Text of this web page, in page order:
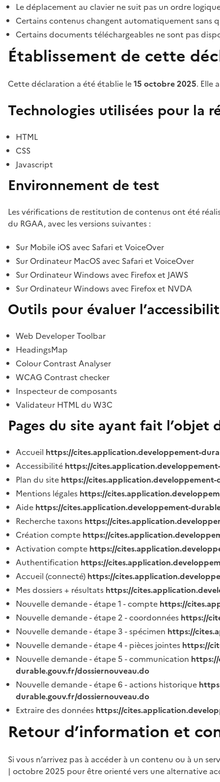
Le déplacement au clavier ne suit pas un ordre
Certains contenus changent automatiquement sans
Certains documents téléchargeables ne sont pas
Établissement de cette
Cette déclaration a été établie le15 octobre 2025. Elle
Technologies utilisées pour la
HTML
CSS
Javascript
Environnement de test
Les vérifications de restitution de contenus ont été
du RGAA, avec les versions suivantes :
Sur Mobile iOS avec Safari et VoiceOver
Sur Ordinateur MacOS avec Safari et VoiceOver
Sur Ordinateur Windows avec Firefox et JAWS
Sur Ordinateur Windows avec Firefox et NVDA
Outils pour évaluer
Web Developer Toolbar
HeadingsMap
Colour Contrast Analyser
WCAG Contrast checker
Inspecteur de composants
Validateur HTML du W3C
Pages du site ayant fait
Accueil https://cites.application.developpement-
Accessibilité https://
Plan du site https://
Mentions légales https://
Aide https://cites.application.developpement-
Recherche taxons https://
Création compte https://
Activation compte https://
Authentification https://
Accueil (connecté) https://
Mes dossiers + résultats https://
Nouvelle demande - étape 1 - compte https://
Nouvelle demande - étape 2 - coordonnées https://
Nouvelle demande - étape 3 - spécimen https://
Nouvelle demande - étape 4 - pièces jointes https://
Nouvelle demande - étape 5 - communication
durable.gouv.fr/dossiernouveau.do
Nouvelle demande - étape 6 - actions historique
durable.gouv.fr/dossiernouveau.do
Extraire des données https://
Retour d’information et
Si vous n’arrivez pas à accéder à un contenu ou à un
| octobre 2025 pour être orienté vers une alternative